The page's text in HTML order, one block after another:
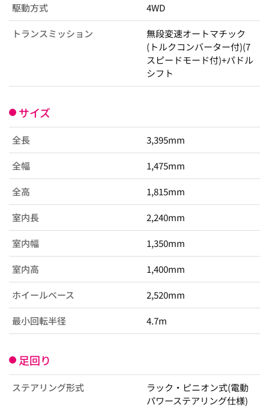
駆動方式 4WD
トランスミッション
無段変速オートマチック
(トルクコンバーター付)(7
スピードモード付)+パドル
シフト
サイズ
全長 3,395mm
全幅 1,475mm
全高 1,815mm
室内長 2,240mm
室内幅 1,350mm
室内高 1,400mm
ホイールベース 2,520mm
最小回転半径 4.7m
足回り
ステアリング形式
ラック・ピニオン式(電動
パワーステアリング仕様)